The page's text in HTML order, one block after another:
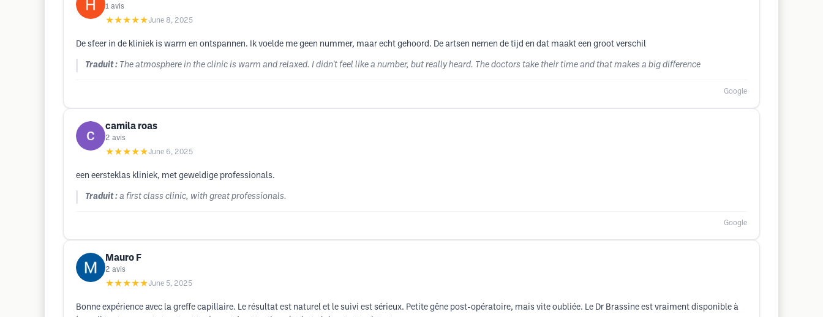
1 avis
★★★★★June 8, 2025
De sfeer in de kliniek is warm en ontspannen. Ik voelde me geen nummer, maar echt gehoord. De artsen nemen de tijd en dat maakt een groot verschil
Traduit : The atmosphere in the clinic is warm and relaxed. I didn't feel like a number, but really heard. The doctors take their time and that makes a big difference
Google
camila roas
2 avis
★★★★★June 6, 2025
een eersteklas kliniek, met geweldige professionals.
Traduit : a first class clinic, with great professionals.
Google
Mauro F
2 avis
★★★★★June 5, 2025
Bonne expérience avec la greffe capillaire. Le résultat est naturel et le suivi est sérieux. Petite gêne post-opératoire, mais vite oubliée. Le Dr Brassine est vraiment disponible à